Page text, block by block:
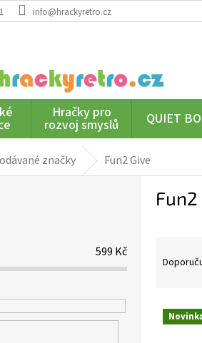
info@hrackyretro.cz
Hračky pro
rozvoj smyslů QUIET
značky Fun2 Give
599 Kč
Fun2
nV